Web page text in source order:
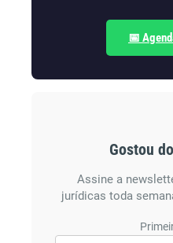
📅
Gostou
Assine a
jurídicas toda